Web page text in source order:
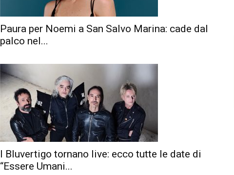
Paura per Noemi a San Salvo Marina: cade dal
palco nel...
I Bluvertigo tornano live: ecco tutte le date di
“Essere Umani...